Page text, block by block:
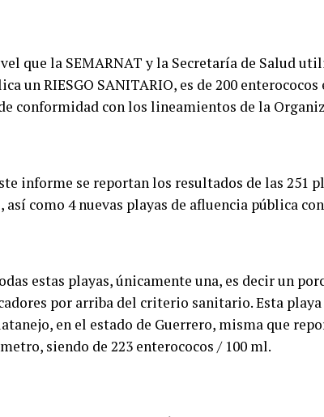
que la SEMARNAT y la Secretaría de Salud
un RIESGO SANITARIO, es de 200
conformidad con los lineamientos de la
informe se reportan los resultados de las 251
así como 4 nuevas playas de afluencia pública
estas playas, únicamente una, es decir un
por arriba del criterio sanitario. Esta playa
en el estado de Guerrero, misma que
siendo de 223 enterococos / 100 ml.